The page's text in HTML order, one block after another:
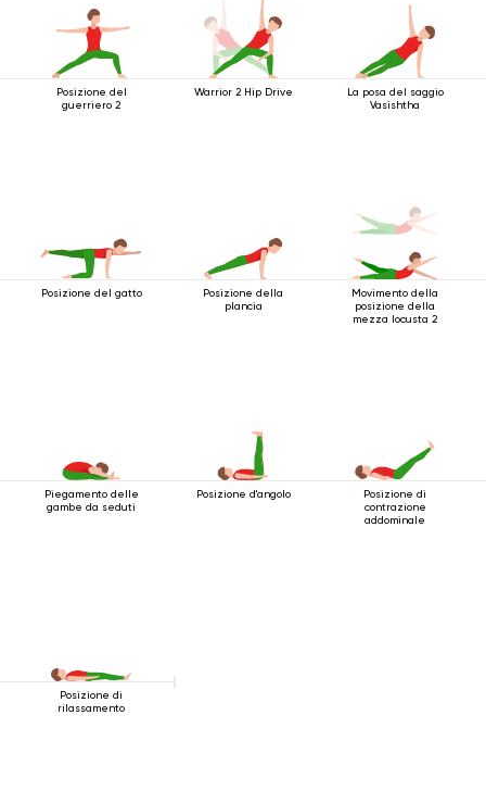
Posizione del
guerriero 2
Warrior 2 Hip Drive
La posa del saggio
Vasishtha
Posizione del gatto
Posizione della
plancia
Movimento della
posizione della
mezza locusta 2
Piegamento delle
gambe da seduti
Posizione d'angolo
Posizione di
contrazione
addominale
Posizione di
rilassamento